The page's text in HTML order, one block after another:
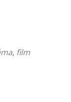
, film